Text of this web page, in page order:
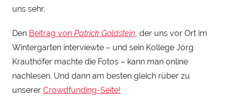
r
y
S
t
e
uns sehr.
Den Beitrag von Patrick Goldstein , der uns vor Ort im
Wintergarten interviewte – und sein Kollege Jörg
Krauthöfer machte die Fotos – kann man online
nachlesen. Und dann am besten gleich rüber zu
unserer Crowdfunding-Seite!